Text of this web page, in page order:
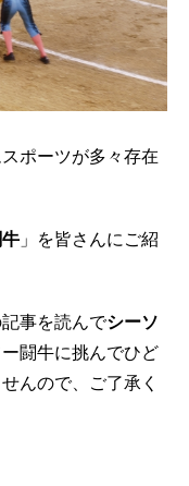
ポーツが多々存在
」を皆さんにご紹
事を読んでシーソ
闘牛に挑んでひど
んので、ご了承く